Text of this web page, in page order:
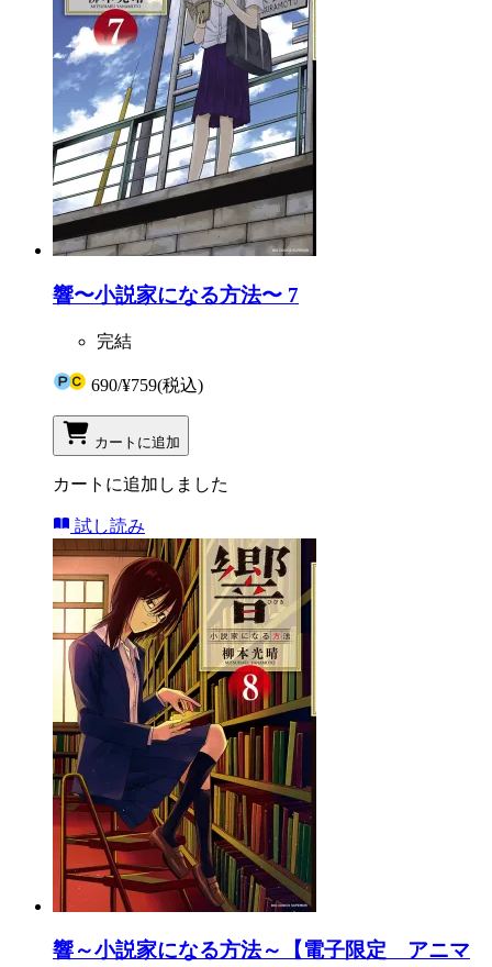
響〜小説家になる方法〜 7
完結
690/¥759(税込)
カートに追加
カートに追加しました
試し読み
響～小説家になる方法～【電子限定 アニマ